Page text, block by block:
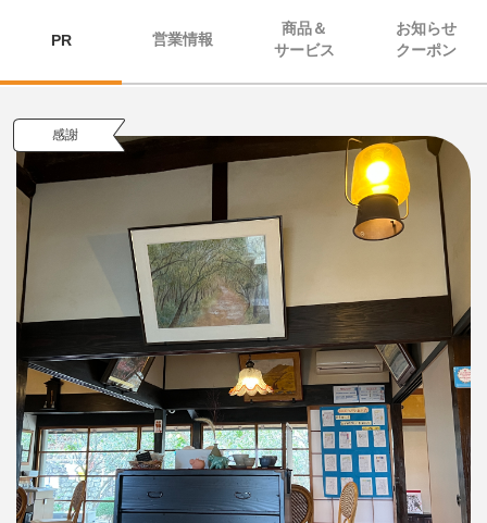
PR 営業情報
商品＆
サービス
お知らせ
クーポン
感謝